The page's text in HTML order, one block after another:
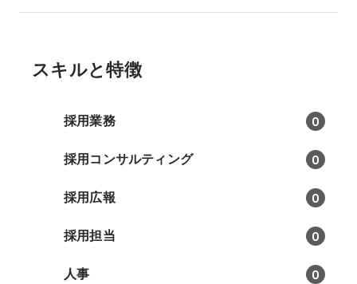
スキルと特徴
採用業務 0
採用コンサルティング 0
採用広報 0
採用担当 0
人事 0